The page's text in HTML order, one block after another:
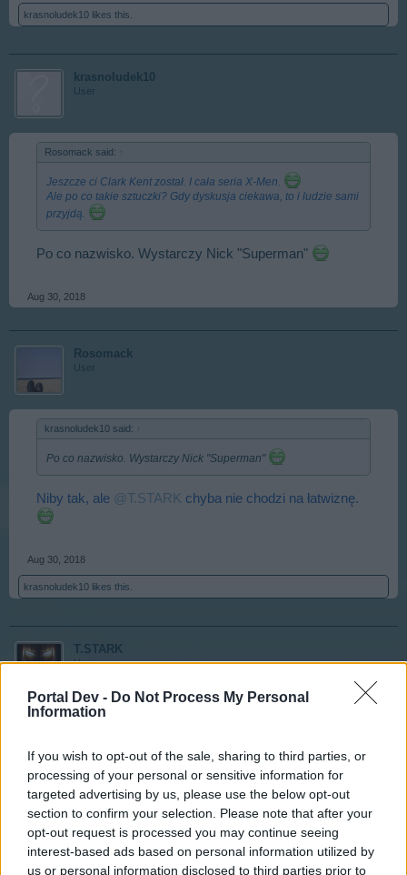
Portal Dev - Do Not Process My Personal
Information
If you wish to opt-out of the sale, sharing to third parties, or
processing of your personal or sensitive information for
targeted advertising by us, please use the below opt-out
section to confirm your selection. Please note that after your
opt-out request is processed you may continue seeing
interest-based ads based on personal information utilized by
us or personal information disclosed to third parties prior to
krasnoludek10 likes this.
krasnoludek10
User
Rosomack said:
Jeszcze ci Clark Kent został. I cała seria X-Men.
Ale po co takie sztuczki? Gdy dyskusja ciekawa, to i ludzie sami
przyjdą.
Po co nazwisko. Wystarczy Nick "Superman"
Aug 30, 2018
Rosomack
User
krasnoludek10 said:
Po co nazwisko. Wystarczy Nick "Superman"
Niby tak, ale @T.STARK chyba nie chodzi na łatwiznę.
Aug 30, 2018
krasnoludek10 likes this.
T.STARK
User
Niby tak, ale@T.STARK chyba nie chodzi na łatwiznę.
Nie chciałem, żeby mnie pomylili z prasowaczem
Aug 30, 2018